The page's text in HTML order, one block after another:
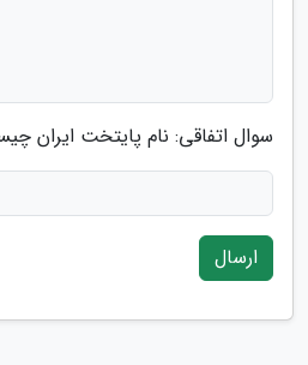
سوال اتفاقی: نام پایتخت ایران
ارسال